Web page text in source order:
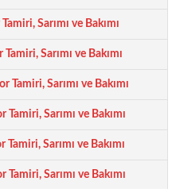
Sarımı ve Bakımı
Sarımı ve Bakımı
Sarımı ve Bakımı
Sarımı ve Bakımı
Sarımı ve Bakımı
Sarımı ve Bakımı